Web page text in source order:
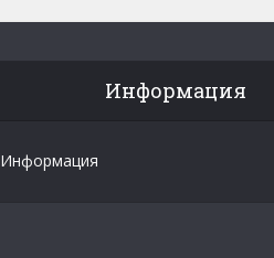
Информация
Информация